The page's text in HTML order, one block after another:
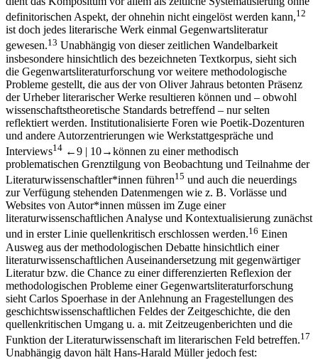
definitorischen Aspekt, der ohnehin nicht eingelöst werden kann,12
ist doch jedes literarische Werk einmal Gegenwartsliteratur
gewesen.13 Unabhängig von dieser zeitlichen Wandelbarkeit
insbesondere hinsichtlich des bezeichneten Textkorpus, sieht sich
die Gegenwartsliteraturforschung vor weitere methodologische
Probleme gestellt, die aus der von Oliver Jahraus betonten Präsenz
der Urheber literarischer Werke resultieren können und – obwohl
wissenschaftstheoretische Standards betreffend – nur selten
reflektiert werden. Institutionalisierte Foren wie Poetik-Dozenturen
und andere Autorzentrierungen wie Werkstattgespräche und
Interviews14 ←9 | 10→können zu einer methodisch
problematischen Grenztilgung von Beobachtung und Teilnahme der
Literaturwissenschaftler*innen führen15 und auch die neuerdings
zur Verfügung stehenden Datenmengen wie z. B. Vorlässe und
Websites von Autor*innen müssen im Zuge einer
literaturwissenschaftlichen Analyse und Kontextualisierung zunächst
und in erster Linie quellenkritisch erschlossen werden.16 Einen
Ausweg aus der methodologischen Debatte hinsichtlich einer
literaturwissenschaftlichen Auseinandersetzung mit gegenwärtiger
Literatur bzw. die Chance zu einer differenzierten Reflexion der
methodologischen Probleme einer Gegenwartsliteraturforschung
sieht Carlos Spoerhase in der Anlehnung an Fragestellungen des
geschichtswissenschaftlichen Feldes der Zeitgeschichte, die den
quellenkritischen Umgang u. a. mit Zeitzeugenberichten und die
Funktion der Literaturwissenschaft im literarischen Feld betreffen.17
Unabhängig davon hält Hans-Harald Müller jedoch fest: